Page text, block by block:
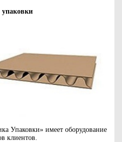
Упаковки» имеет оборудование
клиентов.